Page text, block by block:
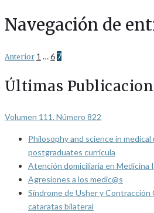
Navegación de
Anterior 1 …6 7
Últimas
Volumen 111. Número 822
Philosophy and science in
postgraduates curricula
Atención domiciliaria en Medicina
Agresiones a los medic@s
Síndrome de Usher y Contracción
cataratas bilateral